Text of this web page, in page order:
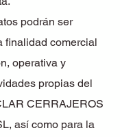
podrán ser
finalidad comercial
operativa y
propias del
CERRAJEROS
así como para la